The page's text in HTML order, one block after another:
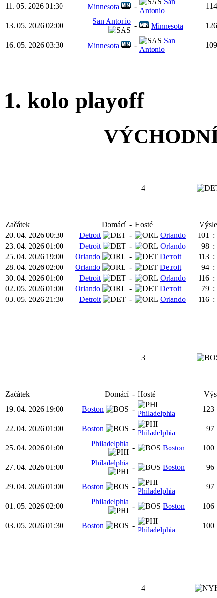
11. 05. 2026 01:30 Minnesota -
San
Antonio
114
13. 05. 2026 02:00
San Antonio
- Minnesota 126
16. 05. 2026 03:30 Minnesota -
San
Antonio
109
1. kolo playoff
4
Začátek Domácí - Hosté
20. 04. 2026 00:30
Detroit - Orlando 101
:
23. 04. 2026 01:00
Detroit - Orlando 98 :
25. 04. 2026 19:00
Orlando - Detroit 113 :
28. 04. 2026 02:00
Orlando - Detroit 94 :
30. 04. 2026 01:00
Detroit - Orlando 116 :
02. 05. 2026 01:00
Orlando - Detroit 79 :
03. 05. 2026 21:30
Detroit - Orlando 116 :
3
Začátek Domácí - Hosté
19. 04. 2026 19:00
Boston -
Philadelphia
123
22. 04. 2026 01:00 Boston -
Philadelphia
97
25. 04. 2026 01:00
Philadelphia
- Boston 100
27. 04. 2026 01:00
Philadelphia
- Boston 96
29. 04. 2026 01:00 Boston -
Philadelphia
97
01. 05. 2026 02:00
Philadelphia
- Boston 106
03. 05. 2026 01:30 Boston -
Philadelphia
100
4